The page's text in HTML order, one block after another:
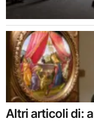
Altri articoli di: